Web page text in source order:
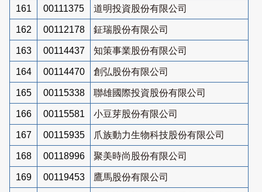
161 00111375 道明投資股份有限公司
162 00112178 鉦瑞股份有限公司
163 00114437 知策事業股份有限公司
164 00114470 創弘股份有限公司
165 00115338 聯雄國際投資股份有限公司
166 00115581 小豆芽股份有限公司
167 00115935 爪族動力生物科技股份有限公司
168 00118996 聚美時尚股份有限公司
169 00119453 鷹馬股份有限公司